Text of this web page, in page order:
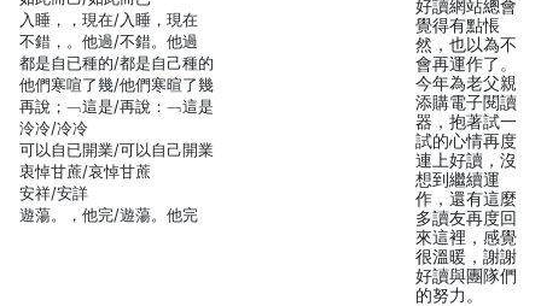
入睡，，現在/入睡，現在
不錯，。他過/不錯。他過
都是自已種的/都是自己種的
他們寒喧了幾/他們寒暄了幾
再說；﹁這是/再說：﹁這是
泠冷/冷冷
可以自已開業/可以自己開業
衷悼甘蔗/哀悼甘蔗
安祥/安詳
遊蕩。，他完/遊蕩。他完
好讀網站總會
覺得有點悵
然，也以為不
會再運作了。
今年為老父親
添購電子閱讀
器，抱著試一
試的心情再度
連上好讀，沒
想到繼續運
作，還有這麼
多讀友再度回
來這裡，感覺
很溫暖，謝謝
好讀與團隊們
的努力。